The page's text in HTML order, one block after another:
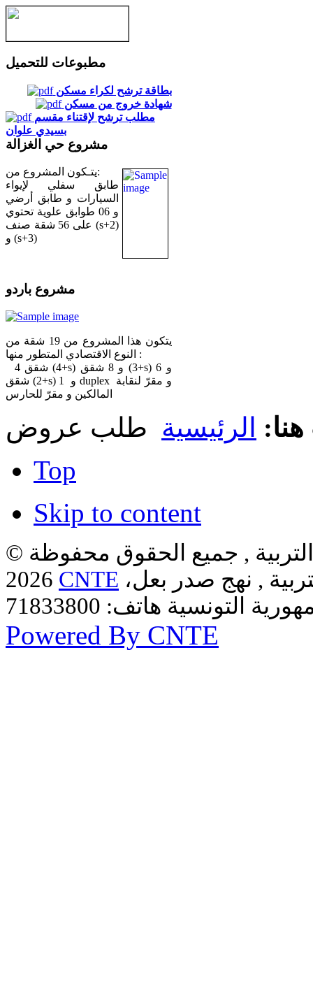
مطبوعات للتحميل
بطاقة ترشح لكراء مسكن
شهادة خروج من مسكن
مطلب ترشح لإقتناء مقسم
بسيدي علوان
مشروع حي الغزالة
يتـكون المشروع من:
طابق سفلي لإيواء
السيارات و طابق أرضي
و 06 طوابق علوية تحتوي
على 56 شقة صنف (s+2)
و (s+3)
مشروع باردو
يتكون هذا المشروع من 19 شقة من
النوع الاقتصادي المتطور منها :
4 شقق (4+s) و 8 شقق (3+s) و 6
شقق (2+s) و 1 duplex و مقرّ لنقابة
المالكين و مقرّ للحارس
الرئيسية طلب عروض
Top
Skip to content
, جميع الحقوق محفوظة ©
CNTE , نهج صدر بعل،
Powered By CNTE